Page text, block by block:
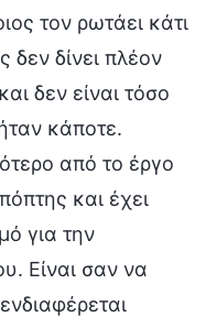
τον ρωτάει κάτι
δεν δίνει πλέον
δεν είναι τόσο
κάποτε.
από το έργο
και έχει
για την
Είναι σαν να